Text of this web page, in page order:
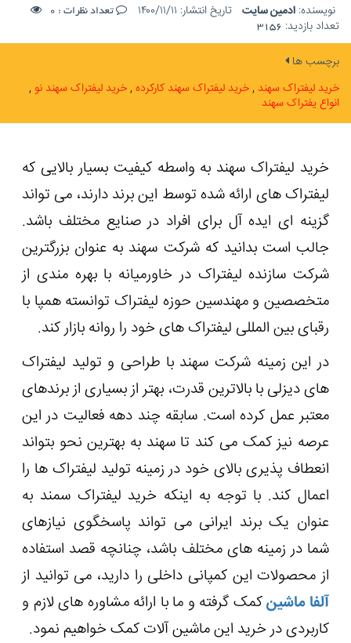
نویسنده: ادمین سایت تاریخ انتشار: ۱۴۰۰/۱۱/۱۱ تعداد نظرات : 0
تعداد بازدید: 3156
برچسب ها
خرید لیفتراک سهند خرید لیفتراک سهند کارکرده خرید لیفتراک سهند نو
انواع یفتراک سهند
خرید لیفتراک سهند به واسطه کیفیت بسیار بالایی که
لیفتراک های ارائه شده توسط این برند دارند، می تواند
گزینه ای ایده آل برای افراد در صنایع مختلف باشد.
جالب است بدانید که شرکت سهند به عنوان بزرگترین
شرکت سازنده لیفتراک در خاورمیانه با بهره مندی از
متخصصین و مهندسین حوزه لیفتراک توانسته همپا با
رقبای بین المللی لیفتراک های خود را روانه بازار کند.
در این زمینه شرکت سهند با طراحی و تولید لیفتراک
های دیزلی با بالاترین قدرت، بهتر از بسیاری از برندهای
معتبر عمل کرده است. سابقه چند دهه فعالیت در این
عرصه نیز کمک می‌ کند تا سهند به بهترین نحو بتواند
انعطاف پذیری بالای خود در زمینه تولید لیفتراک ها را
اعمال کند. با توجه به اینکه خرید لیفتراک سمند به
عنوان یک برند ایرانی می تواند پاسخگوی نیازهای
شما در زمینه های مختلف باشد، چنانچه قصد استفاده
از محصولات این کمپانی داخلی را دارید، می توانید از
آلفا ماشینکمک گرفته و ما با ارائه مشاوره های لازم و
کاربردی در خرید این ماشین آلات کمک خواهیم نمود.